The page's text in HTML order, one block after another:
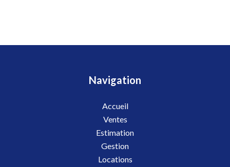
Navigation
Accueil
Ventes
Estimation
Gestion
Locations